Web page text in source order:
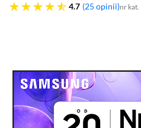
4.7
4.7 gwiazdek 25 opinii nr